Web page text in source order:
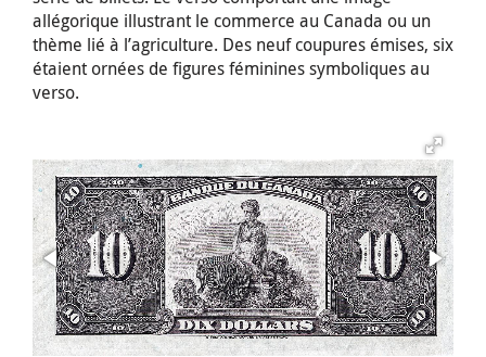
allégorique illustrant le commerce au Canada ou un
thème lié à l’agriculture. Des neuf coupures émises, six
étaient ornées de figures féminines symboliques au
verso.